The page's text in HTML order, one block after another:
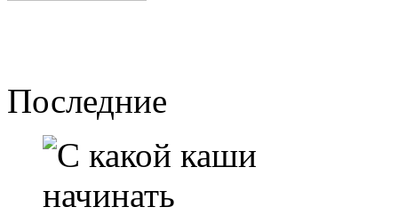
Последние